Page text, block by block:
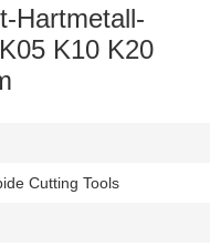
Hartmetall-
K10 K20
Cutting Tools